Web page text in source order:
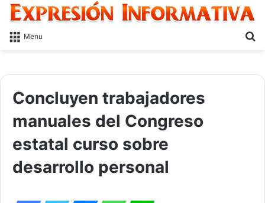
Menu
Concluyen trabajadores
manuales del Congreso
estatal curso sobre
desarrollo personal